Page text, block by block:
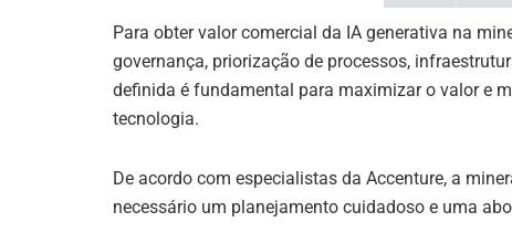
Para obter valor comercial da IA generativa na
governança, priorização de processos,
definida é fundamental para maximizar o valor e
tecnologia.
De acordo com especialistas da Accenture, a
necessário um planejamento cuidadoso e uma